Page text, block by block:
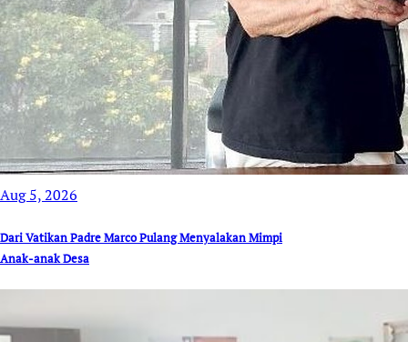
Aug 5, 2026
Dari Vatikan Padre Marco Pulang Menyalakan Mimpi
Anak-anak Desa